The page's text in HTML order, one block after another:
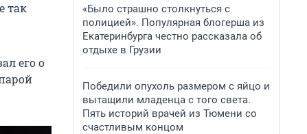
так
его о
«Было страшно столкнуться с
полицией». Популярная блогерша из
Екатеринбурга честно рассказала об
отдыхе в Грузии
Победили опухоль размером с яйцо и
вытащили младенца с того света.
Пять историй врачей из Тюмени со
счастливым концом